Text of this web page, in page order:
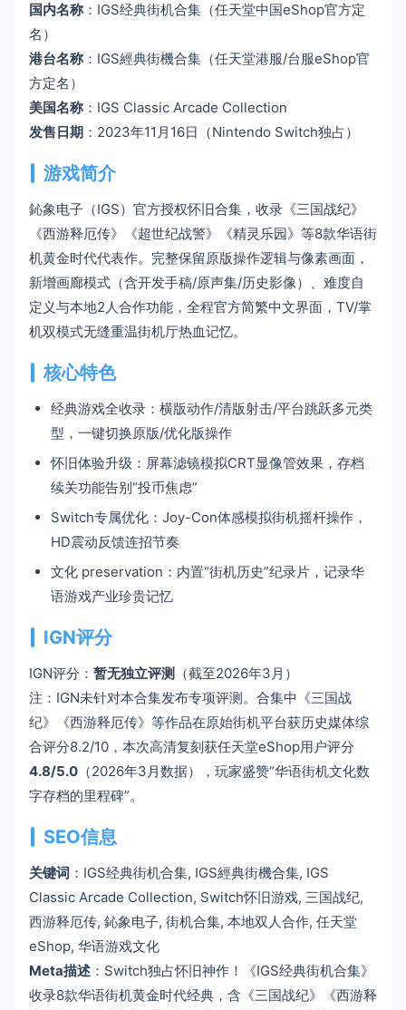
国内名称：IGS经典街机合集（任天堂中国eShop官方定
名）
港台名称：IGS經典街機合集（任天堂港服/台服eShop官
方定名）
美国名称：IGS Classic Arcade Collection
发售日期 ：2023年11月16日（Nintendo Switch独占）
游戏简介
鈊象电子（IGS）官方授权怀旧合集，收录《三国战纪》
《西游释厄传》《超世纪战警》《精灵乐园》等8款华语街
机黄金时代代表作。完整保留原版操作逻辑与像素画面，
新增画廊模式（含开发手稿/原声集/历史影像）、难度自
定义与本地2人合作功能，全程官方简繁中文界面，TV/掌
机双模式无缝重温街机厅热血记忆。
核心特色
经典游戏全收录：横版动作/清版射击/平台跳跃多元类
型，一键切换原版/优化版操作
怀旧体验升级：屏幕滤镜模拟CRT显像管效果，存档
续关功能告别“投币焦虑”
Switch专属优化：Joy-Con体感模拟街机摇杆操作，
HD震动反馈连招节奏
文化 preservation：内置“街机历史”纪录片，记录华
语游戏产业珍贵记忆
IGN评分
IGN评分： 暂无独立评测 （截至2026年3月）
注：IGN未针对本合集发布专项评测。合集中《三国战
纪》《西游释厄传》等作品在原始街机平台获历史媒体综
合评分8.2/10，本次高清复刻获任天堂eShop用户评分
4.8/5.0 （2026年3月数据），玩家盛赞“华语街机文化数
字存档的里程碑”。
SEO信息
关键词 ：IGS经典街机合集, IGS經典街機合集, IGS
Classic Arcade Collection, Switch怀旧游戏, 三国战纪,
西游释厄传, 鈊象电子, 街机合集, 本地双人合作, 任天堂
eShop, 华语游戏文化
Meta描述 ：Switch独占怀旧神作！《IGS经典街机合集》
收录8款华语街机黄金时代经典，含《三国战纪》《西游释